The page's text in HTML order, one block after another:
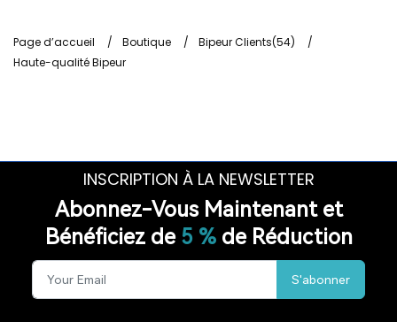
Page d’accueil / Boutique / Bipeur Clients(54)
/
Haute-qualité Bipeur
INSCRIPTION À LA NEWSLETTER
Abonnez-Vous Maintenant et
Bénéficiez de 5 %de Réduction
S'abonner